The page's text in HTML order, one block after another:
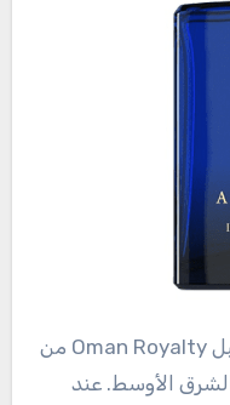
تم تأسيس العلامة التجارية من قبل Oman Royalty من
الأوسط. عند